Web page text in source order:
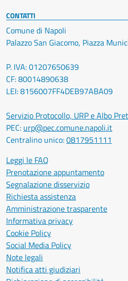
CONTATTI
Comune di Napoli
Palazzo San Giacomo, Piazza
P. IVA: 01207650639
CF: 80014890638
LEI: 8156007FF4DEB97ABA09
Servizio Protocollo, URP e Albo
PEC: urp@pec.comune.napoli.it
Centralino unico:0817951111
Leggi le FAQ
Prenotazione appuntamento
Segnalazione disservizio
Richiesta assistenza
Amministrazione trasparente
Informativa privacy
Cookie Policy
Social Media Policy
Note legali
Notifica atti giudiziari